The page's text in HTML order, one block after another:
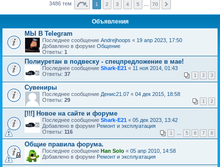
3486 тем 1 2 3 4 5 70
Объявления
МЫ В Telegram
Последнее сообщение Andrejhoops « 19 апр 2023, 17:50
Добавлено в форуме Общение
Ответы: 1
Полиуретан в подвеску - спецпредложение в мае!
Последнее сообщение Shark-E21 « 11 ноя 2014, 01:43
Ответы: 37 1 2 3
Сувениры
Последнее сообщение Денис21.07 « 04 дек 2015, 18:58
Ответы: 29 1 2
[!!!] Новое на сайте и форуме
Последнее сообщение Shark-E21 « 05 дек 2023, 13:42
Добавлено в форуме Ремонт и эксплуатация
Ответы: 116 1 … 5 6 7 8
Общие правила форума.
Последнее сообщение Han Solo « 05 апр 2010, 14:58
Добавлено в форуме Ремонт и эксплуатация